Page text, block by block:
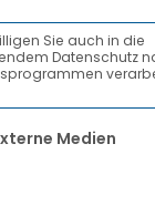
dieser
Mehr zu
Sie auch in die
Datenschutz
Medien